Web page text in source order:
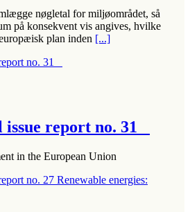
nøgletal for miljøområdet, så
på konsekvent vis angives, hvilke
plan inden [...]
report no. 31
in the European Union